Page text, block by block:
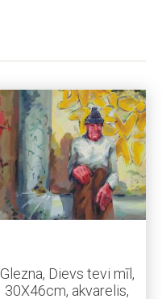
Glezna, Dievs tevi mīl,
30X46cm, akvarelis,